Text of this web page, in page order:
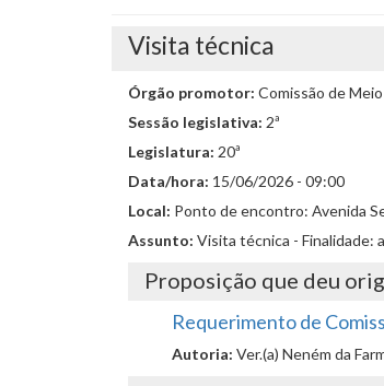
Visita técnica
Órgão promotor: Comissão de
Sessão legislativa: 2ª
Legislatura: 20ª
Data/hora: 15/06/2026 - 09:00
Local: Ponto de encontro: Avenida
Assunto: Visita técnica - Finalidade:
Proposição que deu
Requerimento de
Autoria: Ver.(a) Neném da